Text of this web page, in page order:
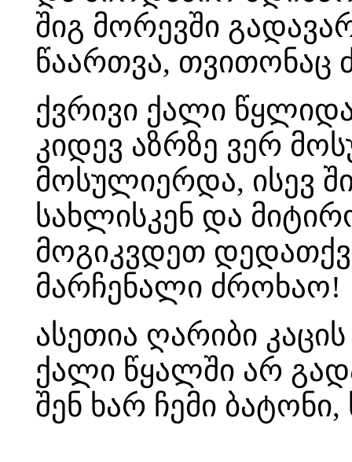
შიგ მორევში
წაართვა, თვითონაც
ქვრივი ქალი
კიდევ აზრზე ვერ
მოსულიერდა, ისევ
სახლისკენ და
მოგიკვდეთ
მარჩენალი ძროხაო!
ასეთია ღარიბი
ქალი წყალში არ
შენ ხარ ჩემი